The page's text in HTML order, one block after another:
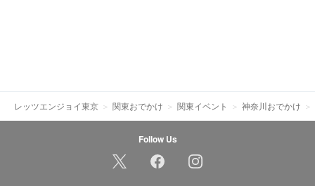
レッツエンジョイ東京 関東おでかけ 関東イベント 神奈川おでかけ
Follow Us